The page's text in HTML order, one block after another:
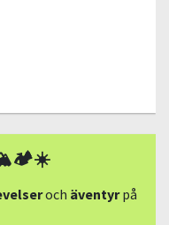
🏔🏕☀️
och äventyrpå